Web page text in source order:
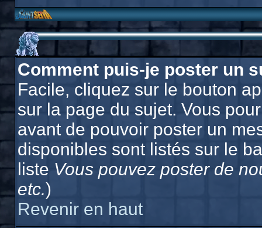
Comment puis-je poster un
Facile, cliquez sur le bouton
sur la page du sujet. Vous
avant de pouvoir poster un
disponibles sont listés sur le
liste Vous pouvez poster de
etc.)
Revenir en haut